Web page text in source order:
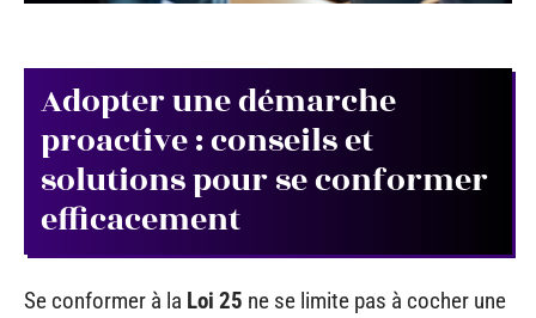
Adopter une démarche
proactive : conseils et
solutions pour se conformer
efficacement
Se conformer à la Loi 25 ne se limite pas à cocher une